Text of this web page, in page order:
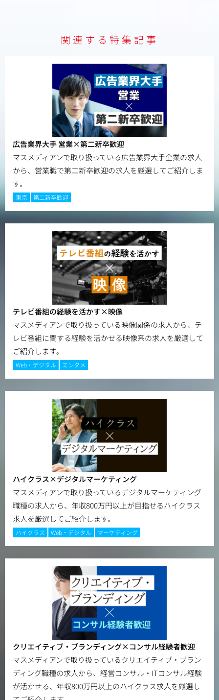
関連する特集記事
広告業界大手 営業×第二新卒歓迎
マスメディアンで取り扱っている広告業界大手企業の求人
から、営業職で第二新卒歓迎の求人を厳選してご紹介しま
す。
東京 第二新卒歓迎
テレビ番組の経験を活かす×映像
マスメディアンで取り扱っている映像関係の求人から、テ
レビ番組に関する経験を活かせる映像系の求人を厳選して
ご紹介します。
Web・デジタル エンタメ
ハイクラス×デジタルマーケティング
マスメディアンで取り扱っているデジタルマーケティング
職種の求人から、年収800万円以上が目指せるハイクラス
求人を厳選してご紹介します。
ハイクラス Web・デジタル マーケティング
クリエイティブ・ブランディング×コンサル経験者歓迎
マスメディアンで取り扱っているクリエイティブ・ブラン
ディング職種の求人から、経営コンサル・ITコンサル経験
が活かせる、年収800万円以上のハイクラス求人を厳選し